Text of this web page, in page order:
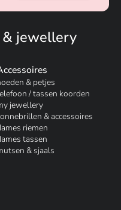
& jewellery
& petjes
/ tassen koorden
jewellery
& accessoires
riemen
tassen
& sjaals